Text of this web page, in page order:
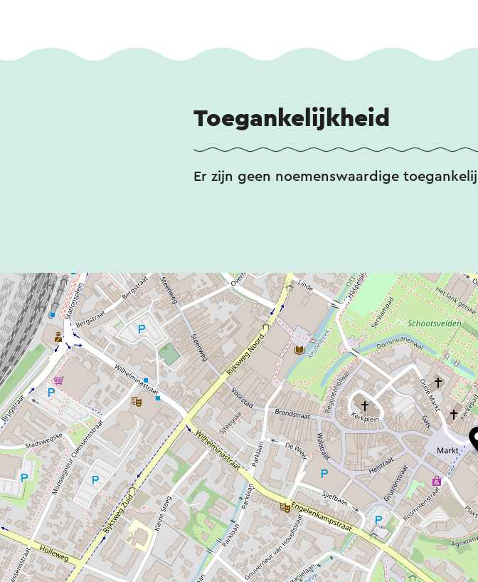
Toegankelijkheid
Er zijn geen noemenswaardige